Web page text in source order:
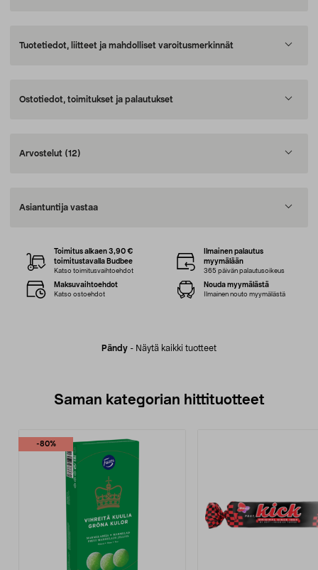
Tuotetiedot, liitteet ja mahdolliset varoitusmerkinnät
Ostotiedot, toimitukset ja palautukset
Arvostelut (12)
Asiantuntija vastaa
Pändy - Näytä kaikki tuotteet
Toimitus alkaen 3,90 €
toimitustavalla Budbee
Katso toimitusvaihtoehdot
Ilmainen palautus
myymälään
365 päivän palautusoikeus
Maksuvaihtoehdot
Katso ostoehdot
Nouda myymälästä
Ilmainen nouto myymälästä
Saman kategorian hittituotteet
-80%